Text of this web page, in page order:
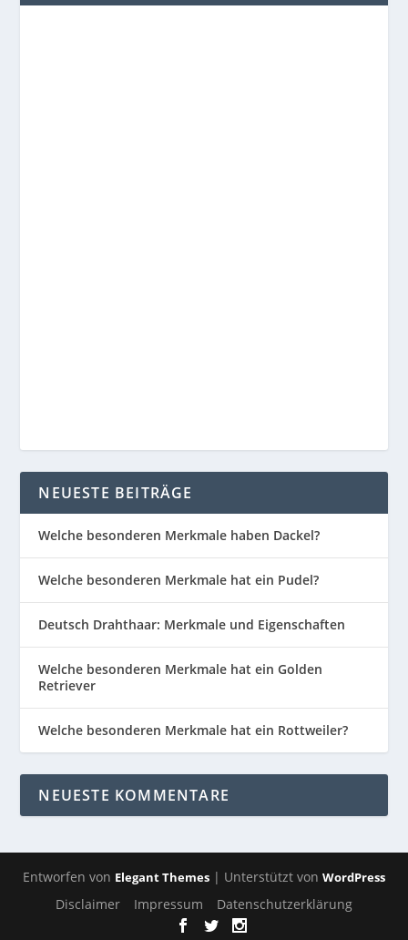
NEUESTE BEITRÄGE
Welche besonderen Merkmale haben Dackel?
Welche besonderen Merkmale hat ein Pudel?
Deutsch Drahthaar: Merkmale und Eigenschaften
Welche besonderen Merkmale hat ein Golden
Retriever
Welche besonderen Merkmale hat ein Rottweiler?
NEUESTE KOMMENTARE
Entworfen von Elegant Themes | Unterstützt von WordPress
Disclaimer Impressum Datenschutzerklärung